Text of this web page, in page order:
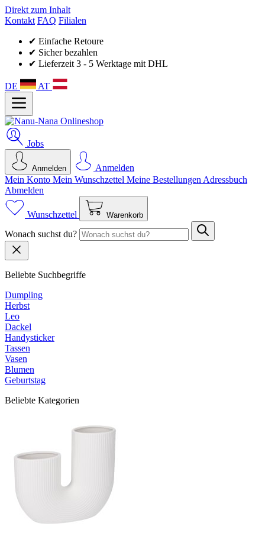
Direkt zum Inhalt
Kontakt FAQ Filialen
✔ Einfache Retoure
✔ Sicher bezahlen
✔ Lieferzeit 3 - 5 Werktage mit DHL
DE AT
Jobs
Anmelden
Anmelden
Mein Konto Mein Wunsch­zettel Meine Bestellungen Adressbuch
Abmelden
Wunschzettel Warenkorb
Wonach suchst du?
Beliebte Suchbegriffe
Dumpling
Herbst
Leo
Dackel
Handysticker
Tassen
Vasen
Blumen
Geburtstag
Beliebte Kategorien